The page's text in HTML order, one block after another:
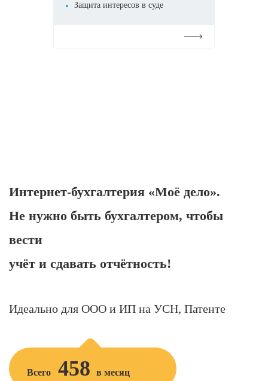
Защита интересов в суде
Интернет-бухгалтерия «Моё дело».
Не нужно быть бухгалтером, чтобы
вести
учёт и сдавать отчётность!
Идеально для ООО и ИП на УСН, Патенте
Всего 458 в месяц